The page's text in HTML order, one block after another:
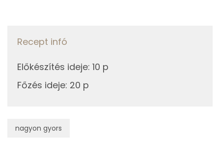
nagyon gyors
Niacin - B3 vitamin:
Kolin:
A vitamin (RAE):
Recept infó
Előkészítés ideje: 10 p
Főzés ideje: 20 p